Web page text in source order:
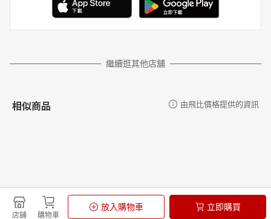
店鋪 購物車
放入購物車 立即購買
繼續逛其他店舖
相似商品 由飛比價格提供的資訊
更多推薦 由飛比價格提供的資訊